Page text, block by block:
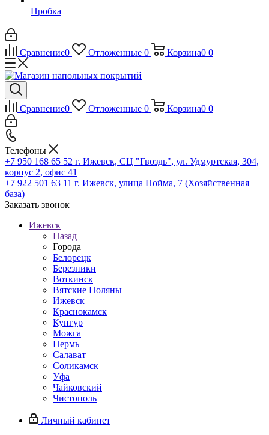
Пробка
Сравнение0 Отложенные 0 Корзина0 0
Сравнение0 Отложенные 0 Корзина0 0
Телефоны
+7 950 168 65 52 г. Ижевск, СЦ "Гвоздь", ул. Удмуртская, 304,
корпус 2, офис 41
+7 922 501 63 11 г. Ижевск, улица Пойма, 7 (Хозяйственная
база)
Заказать звонок
Ижевск
Назад
Города
Белорецк
Березники
Воткинск
Вятские Поляны
Ижевск
Краснокамск
Кунгур
Можга
Пермь
Салават
Соликамск
Уфа
Чайковский
Чистополь
Личный кабинет